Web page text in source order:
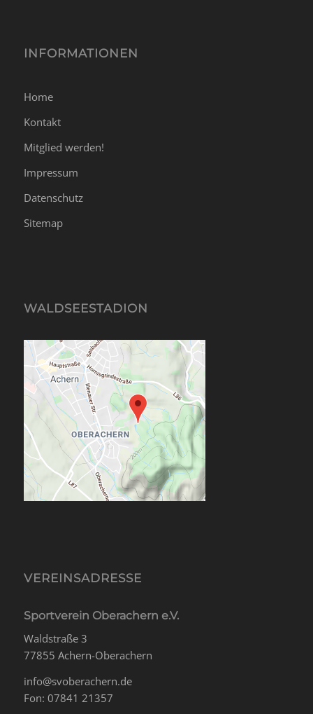
INFORMATIONEN
Home
Kontakt
Mitglied werden!
Impressum
Datenschutz
Sitemap
WALDSEESTADION
VEREINSADRESSE
Sportverein Oberachern e.V.
Waldstraße 3
77855 Achern-Oberachern
info@svoberachern.de
Fon: 07841 21357